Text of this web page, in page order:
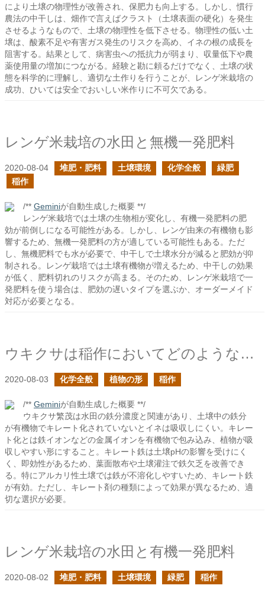
により土壌の物理性が改善され、保肥力も向上する。しかし、慣行
農法の中干しは、畑作で言えばクラスト（土壌表面の硬化）を発生
させるようなもので、土壌の物理性を低下させる。物理性の低い土
壌は、酸素不足や有害ガス発生のリスクを高め、イネの根の成長を
阻害する。結果として、病害虫への抵抗力が弱まり、収量低下や農
薬使用量の増加につながる。経験と勘に頼るだけでなく、土壌の状
態を科学的に理解し、適切な土作りを行うことが、レンゲ米栽培の
成功、ひいては安全でおいしい米作りに不可欠である。
レンゲ米栽培の水田と無機一発肥料
2020-08-04 堆肥・肥料 土壌環境 化学全般
緑肥
稲作
/** Geminiが自動生成した概要 **/
レンゲ米栽培では土壌の生物相が変化し、有機一発肥料の肥
効が前倒しになる可能性がある。しかし、レンゲ由来の有機物も影
響するため、無機一発肥料の方が適している可能性もある。ただ
し、無機肥料でも水が必要で、中干しで土壌水分が減ると肥効が抑
制される。レンゲ栽培では土壌有機物が増えるため、中干しの効果
が低く、肥料切れのリスクが高まる。そのため、レンゲ米栽培で一
発肥料を使う場合は、肥効の遅いタイプを選ぶか、オーダーメイド
対応が必要となる。
ウキクサは稲作においてどのような影響を与えるのか？
2020-08-03 化学全般 植物の形 稲作
/** Geminiが自動生成した概要 **/
ウキクサ繁茂は水田の鉄分濃度と関連があり、土壌中の鉄分
が有機物でキレート化されていないとイネは吸収しにくい。キレー
ト化とは鉄イオンなどの金属イオンを有機物で包み込み、植物が吸
収しやすい形にすること。キレート鉄は土壌pHの影響を受けにく
く、即効性があるため、葉面散布や土壌灌注で鉄欠乏を改善でき
る。特にアルカリ性土壌では鉄が不溶化しやすいため、キレート鉄
が有効。ただし、キレート剤の種類によって効果が異なるため、適
切な選択が必要。
レンゲ米栽培の水田と有機一発肥料
2020-08-02 堆肥・肥料 土壌環境 緑肥 稲作